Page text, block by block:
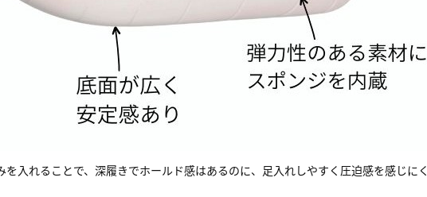
を入れることで、深履きでホールド感はあるのに、足入れしやすく圧迫感を感じにく